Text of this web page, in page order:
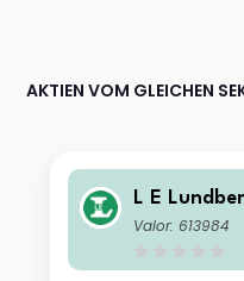
AKTIEN VOM GLEICHEN
L E
Valor: 613984